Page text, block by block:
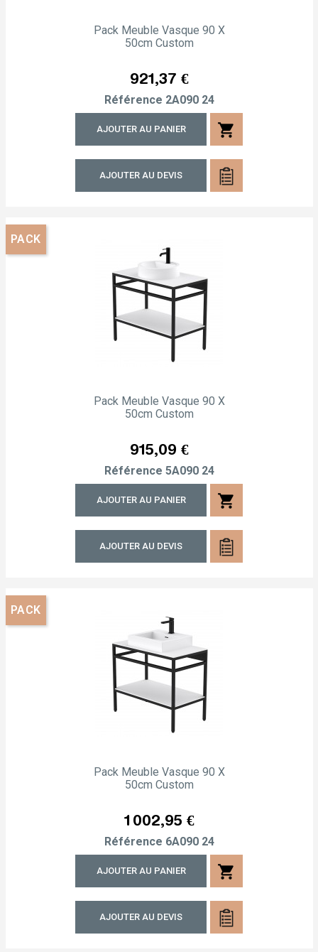
Pack Meuble Vasque 90 X
50cm Custom
Prix
921,37 €
Référence 2A090 24
AJOUTER AU PANIER shopping_cart
AJOUTER AU DEVIS
Pack Meuble Vasque 90 X
50cm Custom
Prix
915,09 €
Référence 5A090 24
AJOUTER AU PANIER shopping_cart
AJOUTER AU DEVIS
PACK
Pack Meuble Vasque 90 X
50cm Custom
Prix
1 002,95 €
Référence 6A090 24
AJOUTER AU PANIER shopping_cart
AJOUTER AU DEVIS
PACK